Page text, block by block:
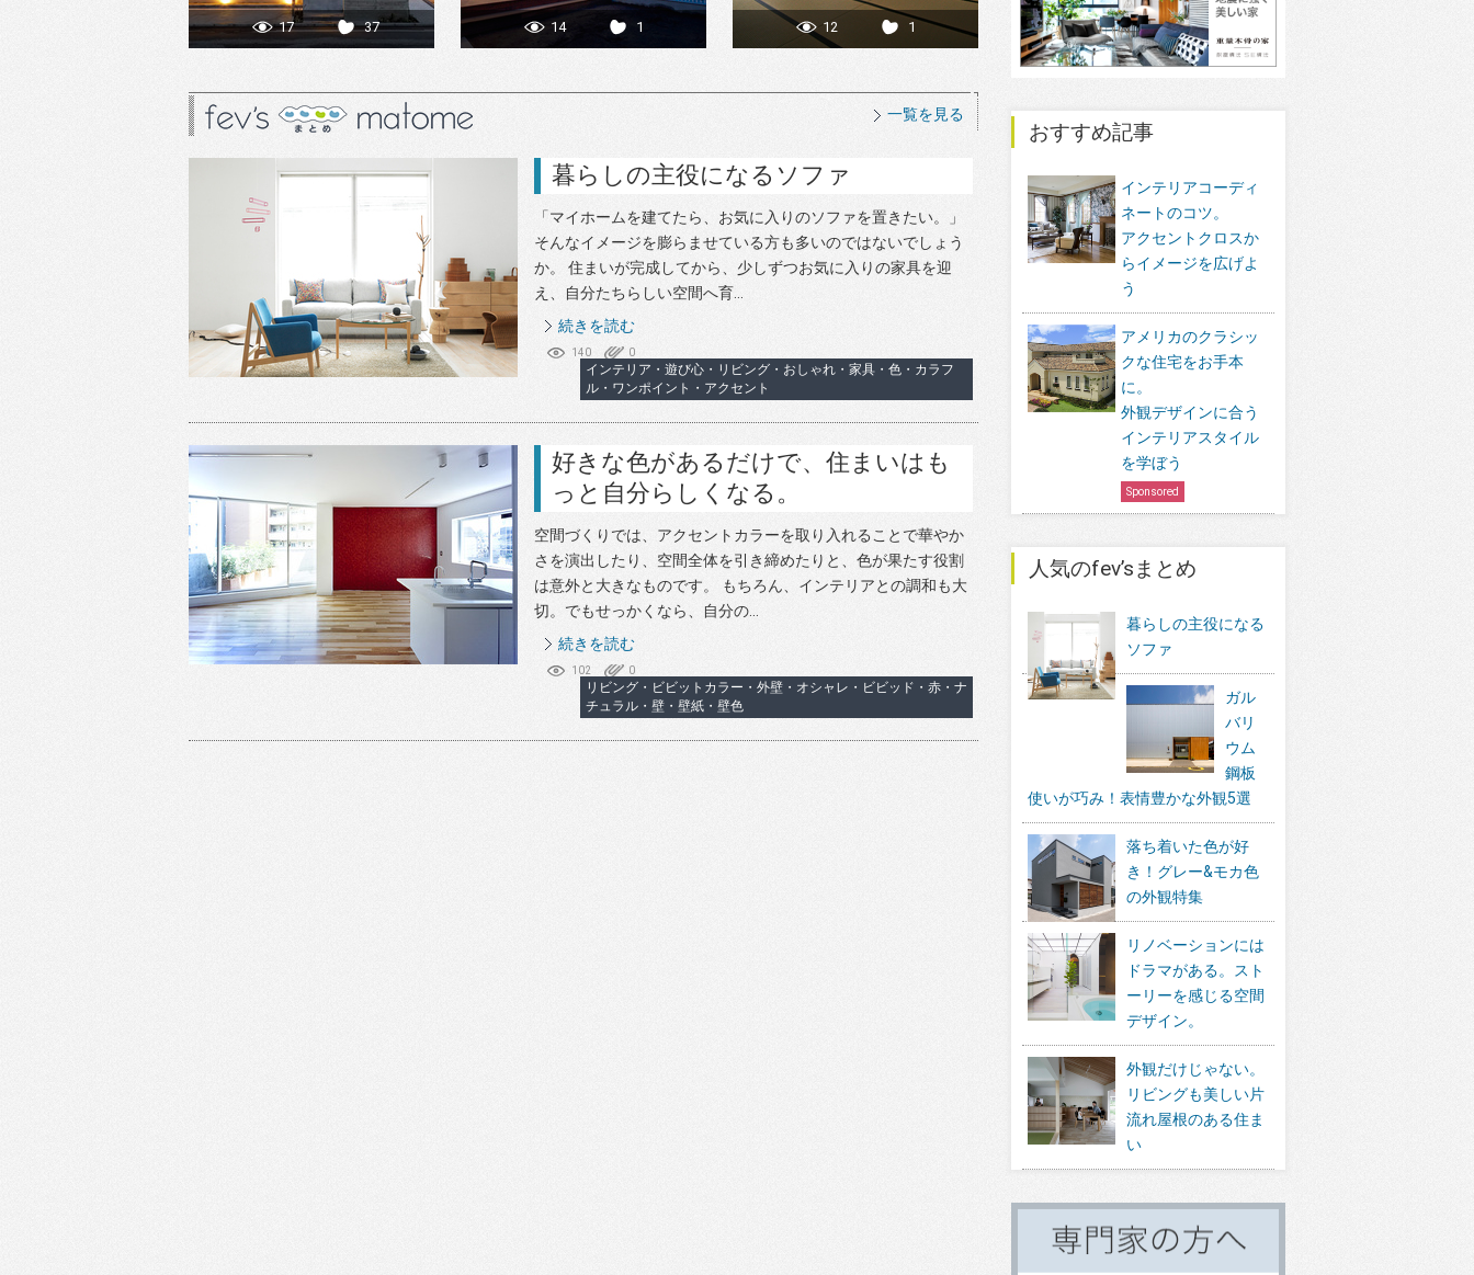
17 37 14 1 12 1
一覧を見る
暮らしの主役になるソファ
「マイホームを建てたら、お気に入りのソファを置きたい。」
そんなイメージを膨らませている方も多いのではないでしょう
か。 住まいが完成してから、少しずつお気に入りの家具を迎
え、自分たちらしい空間へ育...
続きを読む
140 0
インテリア・遊び心・リビング・おしゃれ・家具・色・カラフ
ル・ワンポイント・アクセント
好きな色があるだけで、住まいはも
っと自分らしくなる。
空間づくりでは、アクセントカラーを取り入れることで華やか
さを演出したり、空間全体を引き締めたりと、色が果たす役割
は意外と大きなものです。 もちろん、インテリアとの調和も大
切。でもせっかくなら、自分の...
続きを読む
102 0
リビング・ビビットカラー・外壁・オシャレ・ビビッド・赤・ナ
チュラル・壁・壁紙・壁色
おすすめ記事
インテリアコーディ
ネートのコツ。
アクセントクロスか
らイメージを広げよ
う
アメリカのクラシッ
クな住宅をお手本
に。
外観デザインに合う
インテリアスタイル
を学ぼう
Sponsored
人気のfev’sまとめ
暮らしの主役になる
ソファ
ガル
バリ
ウム
鋼板
使いが巧み！表情豊かな外観5選
落ち着いた色が好
き！グレー&モカ色
の外観特集
リノベーションには
ドラマがある。スト
ーリーを感じる空間
デザイン。
外観だけじゃない。
リビングも美しい片
流れ屋根のある住ま
い